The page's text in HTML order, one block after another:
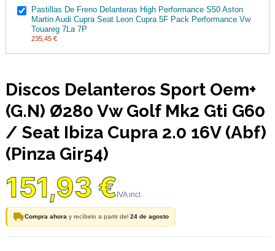
Pastillas De Freno Delanteras High Performance S50 Aston
Martin Audi Cupra Seat Leon Cupra 5F Pack Performance Vw
Touareg 7La 7P
235,45 €
Discos Delanteros Sport Oem+
(G.N) Ø280 Vw Golf Mk2 Gti G60
/ Seat Ibiza Cupra 2.0 16V (Abf)
(Pinza Gir54)
151,93 €
Compra ahora y recíbelo a partir del 24 de agosto